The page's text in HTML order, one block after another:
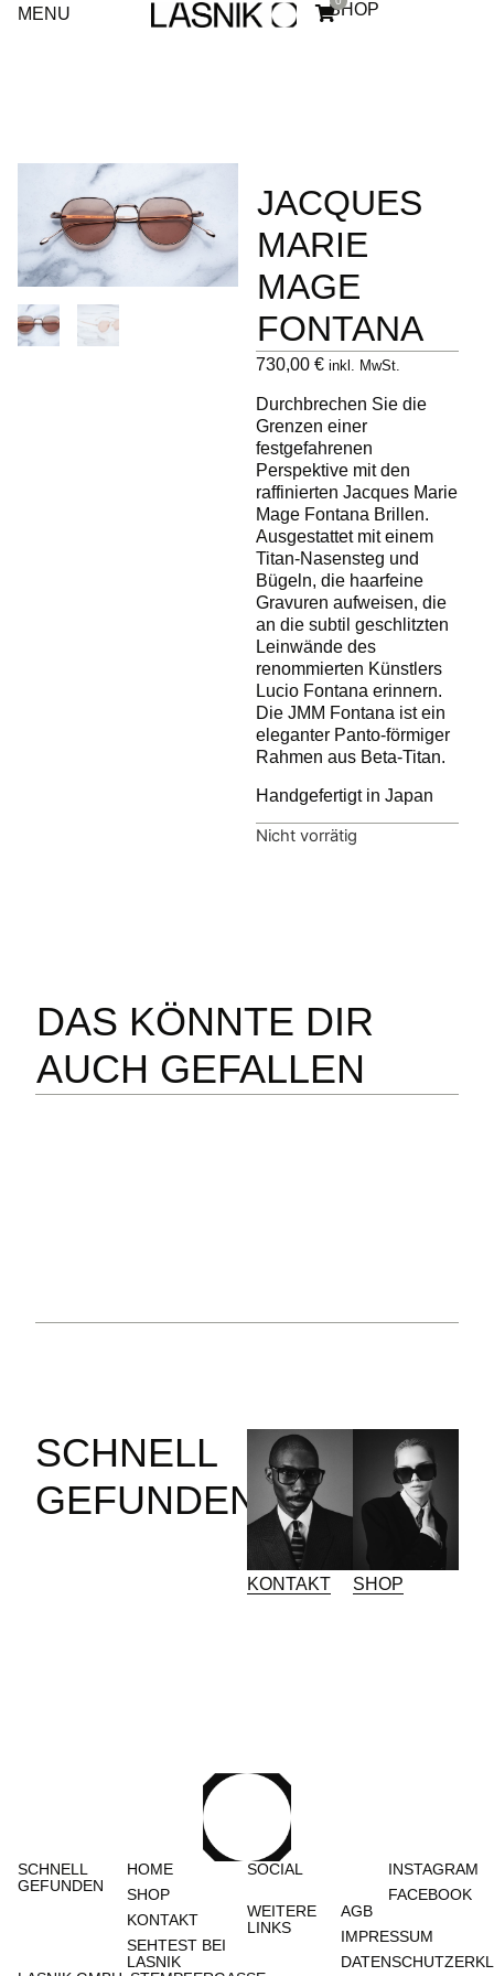
MENU SHOP
JACQUES
MARIE
MAGE
FONTANA
730,00 € inkl. MwSt.
Durchbrechen Sie die
Grenzen einer
festgefahrenen
Perspektive mit den
raffinierten Jacques Marie
Mage Fontana Brillen.
Ausgestattet mit einem
Titan-Nasensteg und
Bügeln, die haarfeine
Gravuren aufweisen, die
an die subtil geschlitzten
Leinwände des
renommierten Künstlers
Lucio Fontana erinnern.
Die JMM Fontana ist ein
eleganter Panto-förmiger
Rahmen aus Beta-Titan.
Handgefertigt in Japan
Nicht vorrätig
DAS KÖNNTE DIR
AUCH GEFALLEN
SCHNELL
GEFUNDEN
KONTAKT SHOP
SCHNELL
GEFUNDEN
HOME
SHOP
KONTAKT
SEHTEST BEI
LASNIK
SOCIAL
INSTAGRAM
FACEBOOK
WEITERE
LINKS
AGB
IMPRESSUM